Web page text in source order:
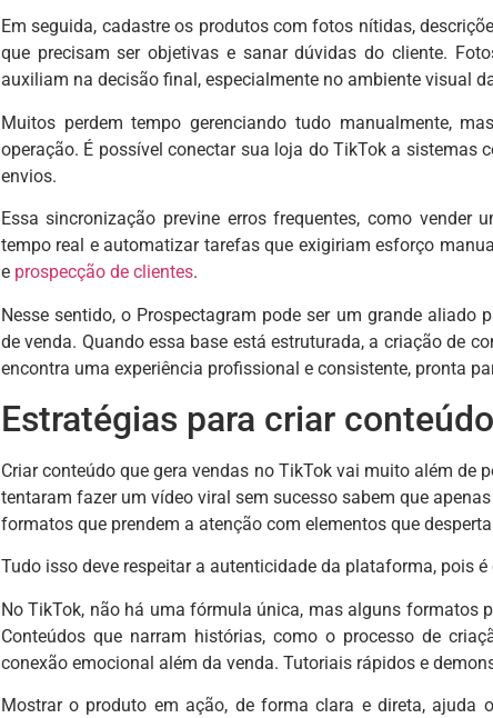
Em seguida, cadastre os produtos com fotos nítidas,
que precisam ser objetivas e sanar dúvidas do cliente.
auxiliam na decisão final, especialmente no ambiente visual
Muitos perdem tempo gerenciando tudo manualmente,
operação. É possível conectar sua loja do TikTok a sistemas
envios.
Essa sincronização previne erros frequentes, como
tempo real e automatizar tarefas que exigiriam esforço
e prospecção de clientes.
Nesse sentido, o Prospectagram pode ser um grande
de venda. Quando essa base está estruturada, a criação de
encontra uma experiência profissional e consistente, pronta
Estratégias para criar
Criar conteúdo que gera vendas no TikTok vai muito além de
tentaram fazer um vídeo viral sem sucesso sabem que
formatos que prendem a atenção com elementos que
Tudo isso deve respeitar a autenticidade da plataforma, pois
No TikTok, não há uma fórmula única, mas alguns formatos
Conteúdos que narram histórias, como o processo de
conexão emocional além da venda. Tutoriais rápidos e
Mostrar o produto em ação, de forma clara e direta,